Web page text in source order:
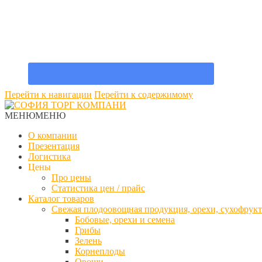
Перейти к навигации Перейти к содержимому
МЕНЮМЕНЮ
О компании
Презентация
Логистика
Цены
Про цены
Статистика цен / прайс
Каталог товаров
Свежая плодоовощная продукция, орехи,
Бобовые, орехи и семена
Грибы
Зелень
Корнеплоды